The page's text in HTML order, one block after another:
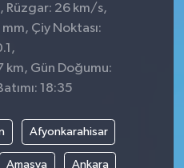
Rüzgar: 26 km/s,
mm, Çiy Noktası:
km, Gün Doğumu:
18:35
Afyonkarahisar
Amasya Ankara